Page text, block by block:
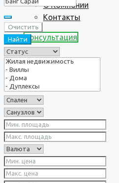
О Компании
Контакты
Консультация
Очистить
Найти